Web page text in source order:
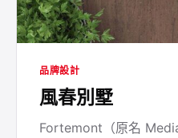
品牌設計
風春別墅
Fortemont（原名